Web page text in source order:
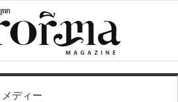
ディー